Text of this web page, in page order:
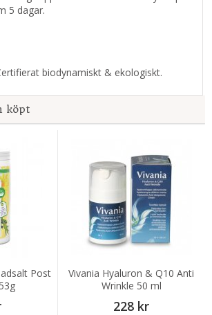
5 dagar.
biodynamiskt & ekologiskt.
köpt
Post
Vivania Hyaluron & Q10 Anti
Wrinkle 50 ml
228 kr